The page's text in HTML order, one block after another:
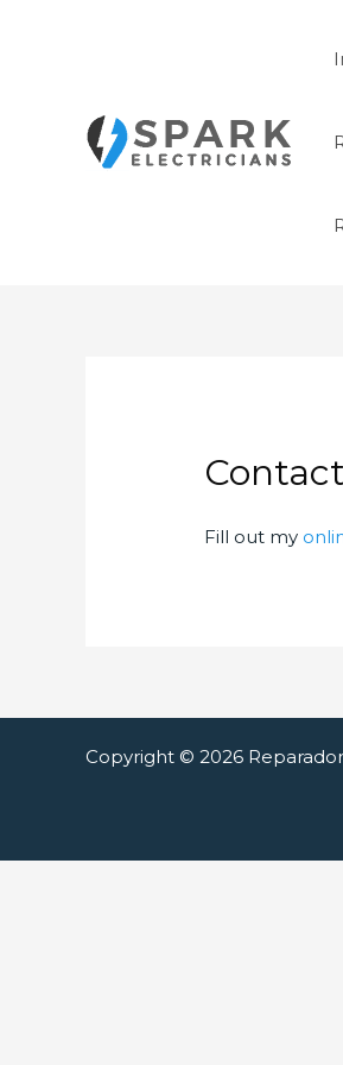
Fill out my
Copyright © 2026